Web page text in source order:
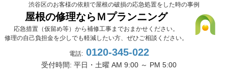
渋谷区のお客様の依頼で屋根の破損の応急処置をした時の事例
屋根の修理ならＭプランニング
応急措置（仮留め等）から補修工事までおまかせください。
修理の自己負担金を少しでも軽減したい方、ぜひご相談ください。
電話:0120-345-022
受付時間: 平日・土曜 AM 9:00 ～ PM 5:00